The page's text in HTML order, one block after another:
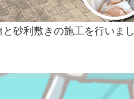
と砂利敷きの施工を行いまし